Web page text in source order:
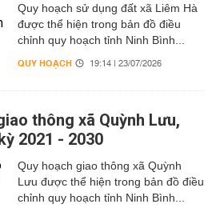
Quy hoạch sử dụng đất xã Liêm Hà
được thể hiện trong bản đồ điều
chỉnh quy hoạch tỉnh Ninh Bình...
QUY HOẠCH 19:14 | 23/07/2026
thông xã Quỳnh Lưu,
2021 - 2030
Quy hoạch giao thông xã Quỳnh
Lưu được thể hiện trong bản đồ điều
chỉnh quy hoạch tỉnh Ninh Bình...